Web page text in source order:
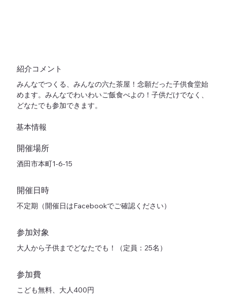
紹介コメント
みんなでつくる、みんなの六た茶屋！念願だった子供食堂始
めます。みんなでわいわいご飯食べよの！子供だけでなく、
どなたでも参加できます。
基本情報
開催場所
酒田市本町1-6-15
開催日時
不定期（開催日はFacebookでご確認ください）
参加対象
大人から子供までどなたでも！（定員：25名）
参加費
こども無料、大人400円